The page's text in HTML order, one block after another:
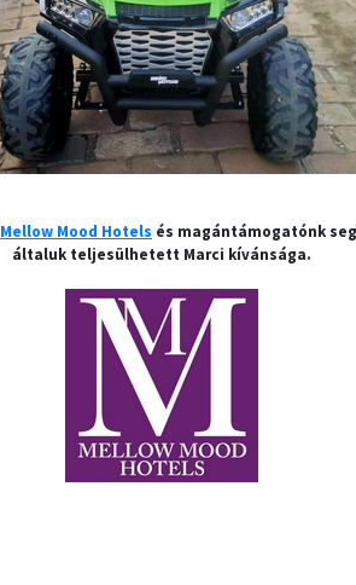
Mellow Mood Hotels és magántámogatónk
általuk teljesülhetett Marci kívánsága.